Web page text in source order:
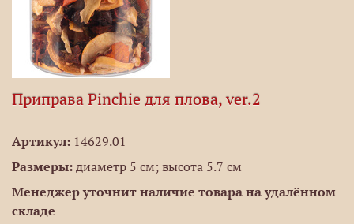
Приправа Pinchie для плова, ver.2
Артикул: 14629.01
Размеры: диаметр 5 см; высота 5.7 см
Менеджер уточнит наличие товара на удалённом
складе